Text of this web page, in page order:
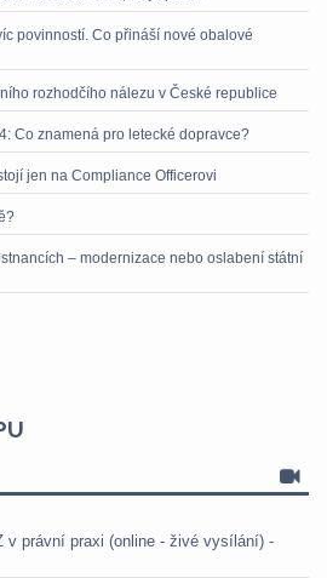
povinností. Co přináší nové obalové
rozhodčího nálezu v České republice
Co znamená pro letecké dopravce?
jen na Compliance Officerovi
– modernizace nebo oslabení státní
v právní praxi (online - živé vysílání) -